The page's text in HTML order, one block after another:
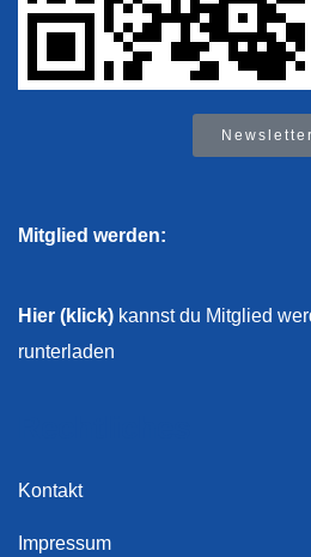
Newsletter
Mitglied werden:
Hier (klick) kannst du Mitglied
runterladen
Kontakt
Impressum